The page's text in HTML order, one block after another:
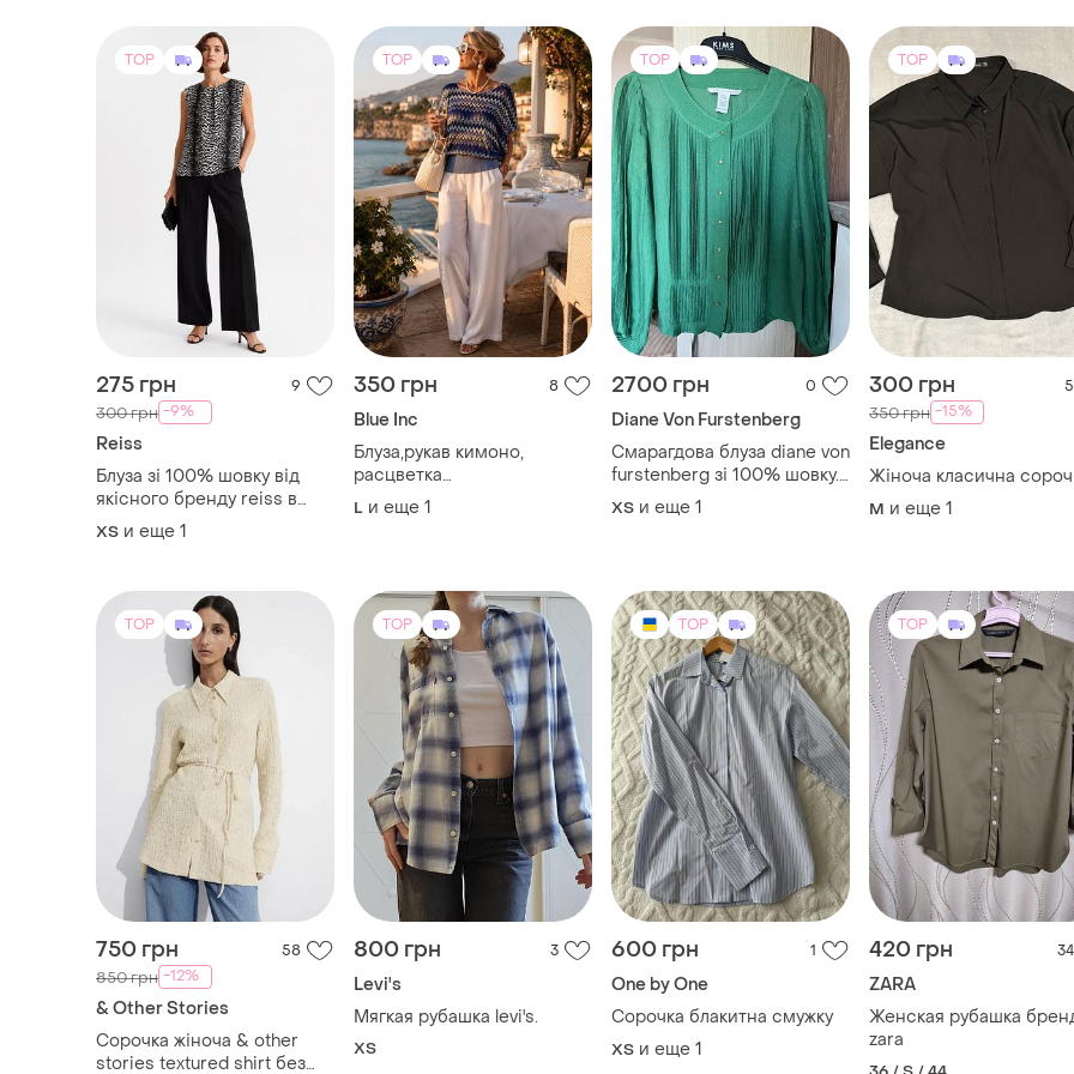
TOP
275 грн 9
300 грн -9%
Reiss
Блуза зі 100% шовку від
якісного бренду reiss в
анімалістичному принті
ХS и еще 1
TOP
350 грн 8
Blue Inc
Блуза,рукав кимоно,
расцветка
missoni,премиум бренд
L и еще 1
TOP
2700 грн 0
Diane Von Furstenberg
Смарагдова блуза diane von
furstenberg зі 100% шовку.
розмір xs-s
ХS и еще 1
TOP
300 грн 5
350 грн -15%
Elegance
Жіноча класична
M и еще 1
TOP
750 грн 58
850 грн -12%
& Other Stories
Сорочка жіноча & other
stories textured shirt без
TOP
800 грн 3
Levi's
Мягкая рубашка levi's.
ХS
TOP
600 грн 1
One by One
Сорочка блакитна смужку
ХS и еще 1
TOP
420 грн 34
ZARA
Женская рубашка
zara